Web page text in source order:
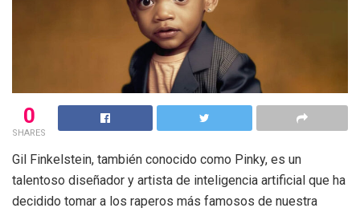
0
SHARES
Gil Finkelstein, también conocido como Pinky, es un
talentoso diseñador y artista de inteligencia artificial que ha
decidido tomar a los raperos más famosos de nuestra